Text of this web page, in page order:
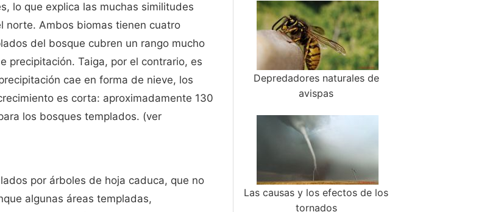
lo que explica las muchas similitudes
norte. Ambos biomas tienen cuatro
del bosque cubren un rango mucho
precipitación. Taiga, por el contrario, es
cae en forma de nieve, los
es corta: aproximadamente 130
los bosques templados. (ver
por árboles de hoja caduca, que no
algunas áreas templadas,
Depredadores naturales de
avispas
Las causas y los efectos de los
tornados